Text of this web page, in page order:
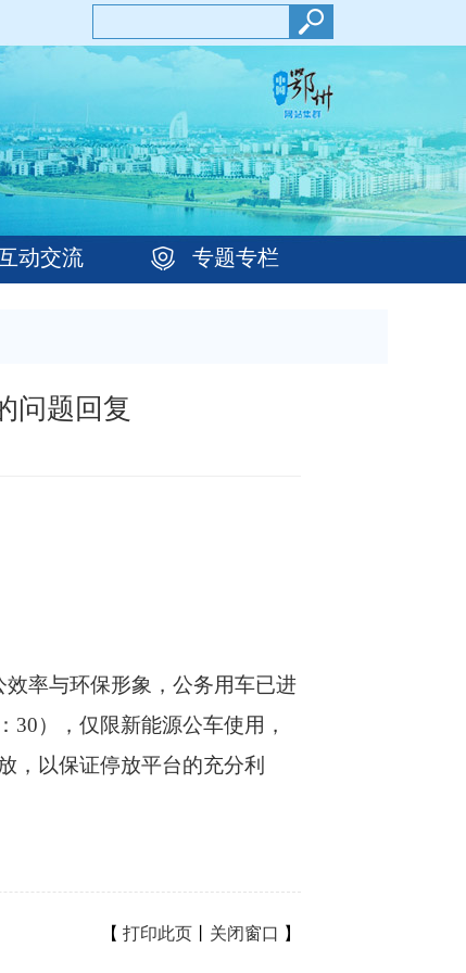
动交流 专题专栏
问题回复
率与环保形象，公务用车已进
），仅限新能源公车使用，
，以保证停放平台的充分利
【 打印此页 关闭窗口 】